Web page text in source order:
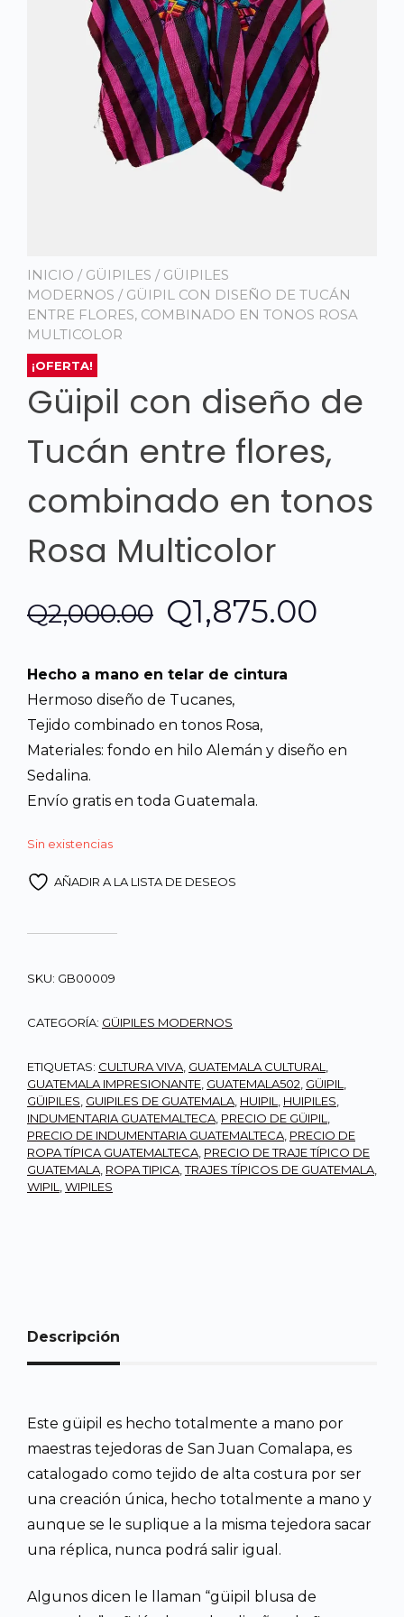
INICIO / GÜIPILES / GÜIPILES
MODERNOS / GÜIPIL CON DISEÑO DE TUCÁN
ENTRE FLORES, COMBINADO EN TONOS ROSA
MULTICOLOR
¡OFERTA!
Güipil con diseño de
Tucán entre flores,
combinado en tonos
Rosa Multicolor
Q2,000.00 El
precio
original
era:
Q2,000.00.
Q1,875.00
es:
Hecho a mano en telar de cintura
Hermoso diseño de Tucanes,
Tejido combinado en tonos Rosa,
Materiales: fondo en hilo Alemán y diseño en
Sedalina.
Envío gratis en toda Guatemala.
Sin existencias
AÑADIR A LA LISTA DE DESEOS
SKU: GB00009
CATEGORÍA: GÜIPILES MODERNOS
ETIQUETAS: CULTURA VIVA GUATEMALA CULTURAL
GUATEMALA IMPRESIONANTE GUATEMALA502 GÜIPIL
GÜIPILES GUIPILES DE GUATEMALA HUIPIL HUIPILES
INDUMENTARIA GUATEMALTECA PRECIO DE GÜIPIL
PRECIO DE INDUMENTARIA GUATEMALTECA PRECIO DE
ROPA TÍPICA GUATEMALTECA PRECIO DE TRAJE TÍPICO DE
GUATEMALA ROPA TIPICA ,TRAJES TÍPICOS DE GUATEMALA
WIPIL
WIPILES
Descripción
Este güipil es hecho totalmente a mano por
maestras tejedoras de San Juan Comalapa, es
catalogado como tejido de alta costura por ser
una creación única, hecho totalmente a mano y
aunque se le suplique a la misma tejedora sacar
una réplica, nunca podrá salir igual.
Algunos dicen le llaman “güipil blusa de